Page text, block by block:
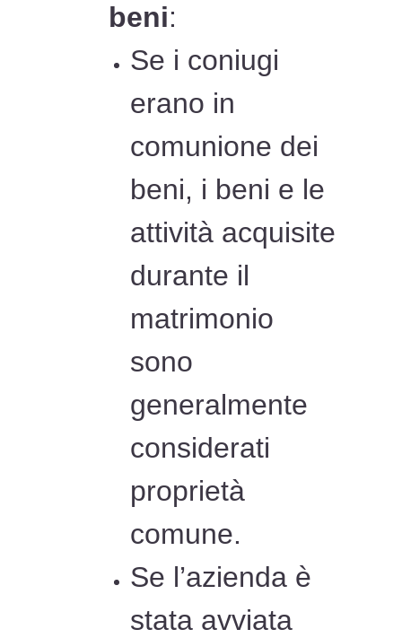
beni:
Se i coniugi
erano in
comunione dei
beni, i beni e le
attività acquisite
durante il
matrimonio
sono
generalmente
considerati
proprietà
comune.
Se l’azienda è
stata avviata